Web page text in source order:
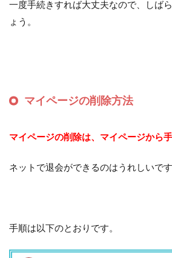
一度手続きすれば大丈夫なので、しば
ょう。
マイページの削除方法
マイページの削除は、マイページから手
ネットで退会ができるのはうれしいです
手順は以下のとおりです。